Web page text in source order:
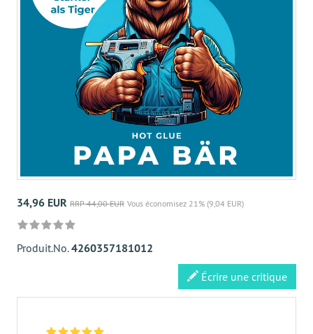
34,96 EUR RRP 44,00 EUR Vous économisez 21% (9,04 EUR)
Produit.No.4260357181012
Écrire une critique